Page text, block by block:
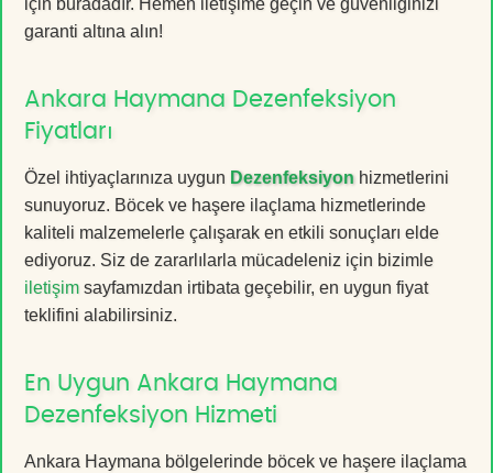
garanti altına alın!
Ankara Haymana Dezenfeksiyon
Fiyatları
Özel ihtiyaçlarınıza uygun Dezenfeksiyon hizmetlerini
sunuyoruz. Böcek ve haşere ilaçlama hizmetlerinde
kaliteli malzemelerle çalışarak en etkili sonuçları elde
ediyoruz. Siz de zararlılarla mücadeleniz için bizimle
iletişim sayfamızdan irtibata geçebilir, en uygun fiyat
teklifini alabilirsiniz.
En Uygun Ankara Haymana
Dezenfeksiyon Hizmeti
Ankara Haymana bölgelerinde böcek ve haşere ilaçlama